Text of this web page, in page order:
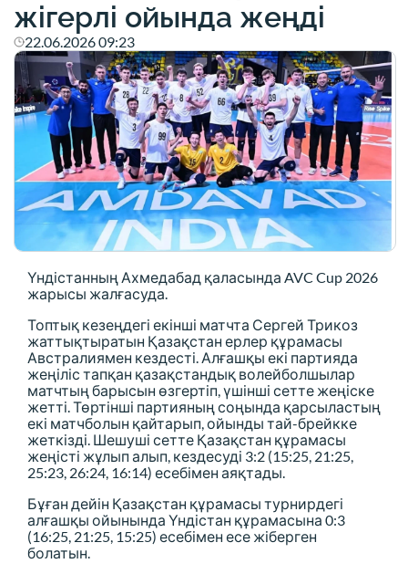
жігерлі ойында жеңді
22.06.2026 09:23
Үндістанның Ахмедабад қаласында AVC Cup 2026
жарысы жалғасуда.
Топтық кезеңдегі екінші матчта Сергей Трикоз
жаттықтыратын Қазақстан ерлер құрамасы
Австралиямен кездесті. Алғашқы екі партияда
жеңіліс тапқан қазақстандық волейболшылар
матчтың барысын өзгертіп, үшінші сетте жеңіске
жетті. Төртінші партияның соңында қарсыластың
екі матчболын қайтарып, ойынды тай-брейкке
жеткізді. Шешуші сетте Қазақстан құрамасы
жеңісті жұлып алып, кездесуді 3:2 (15:25, 21:25,
25:23, 26:24, 16:14) есебімен аяқтады.
Бұған дейін Қазақстан құрамасы турнирдегі
алғашқы ойынында Үндістан құрамасына 0:3
(16:25, 21:25, 15:25) есебімен есе жіберген
болатын.